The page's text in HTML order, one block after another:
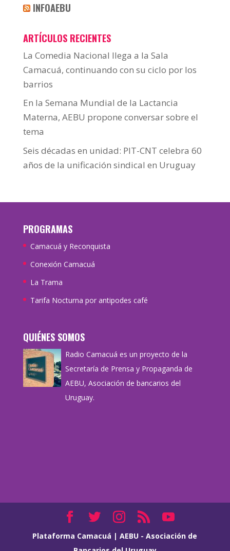
INFOAEBU
ARTÍCULOS RECIENTES
La Comedia Nacional llega a la Sala
Camacuá, continuando con su ciclo por los
barrios
En la Semana Mundial de la Lactancia
Materna, AEBU propone conversar sobre el
tema
Seis décadas en unidad: PIT-CNT celebra 60
años de la unificación sindical en Uruguay
PROGRAMAS
Camacuá y Reconquista
Conexión Camacuá
La Trama
Tarifa Nocturna por antipodes café
QUIÉNES SOMOS
Radio Camacuá es un proyecto de la
Secretaría de Prensa y Propaganda de
AEBU, Asociación de bancarios del
Uruguay.
Plataforma Camacuá |AEBU - Asociación de